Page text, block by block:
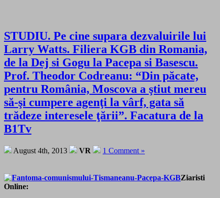
STUDIU. Pe cine supara dezvaluirile lui
Larry Watts. Filiera KGB din Romania,
de la Dej si Gogu la Pacepa si Basescu.
Prof. Theodor Codreanu: “Din păcate,
pentru România, Moscova a ştiut mereu
să-şi cumpere agenţi la vârf, gata să
trădeze interesele ţării”. Facatura de la
B1Tv
August 4th, 2013 VR 1 Comment »
Ziaristi
Online: